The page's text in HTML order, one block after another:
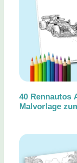
40 Rennautos
Malvorlage